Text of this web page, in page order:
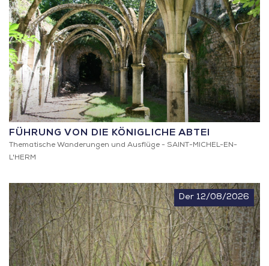
FÜHRUNG VON DIE KÖNIGLICHE ABTEI
Thematische Wanderungen und Ausflüge - SAINT-MICHEL-EN-
L'HERM
Der 12/08/2026